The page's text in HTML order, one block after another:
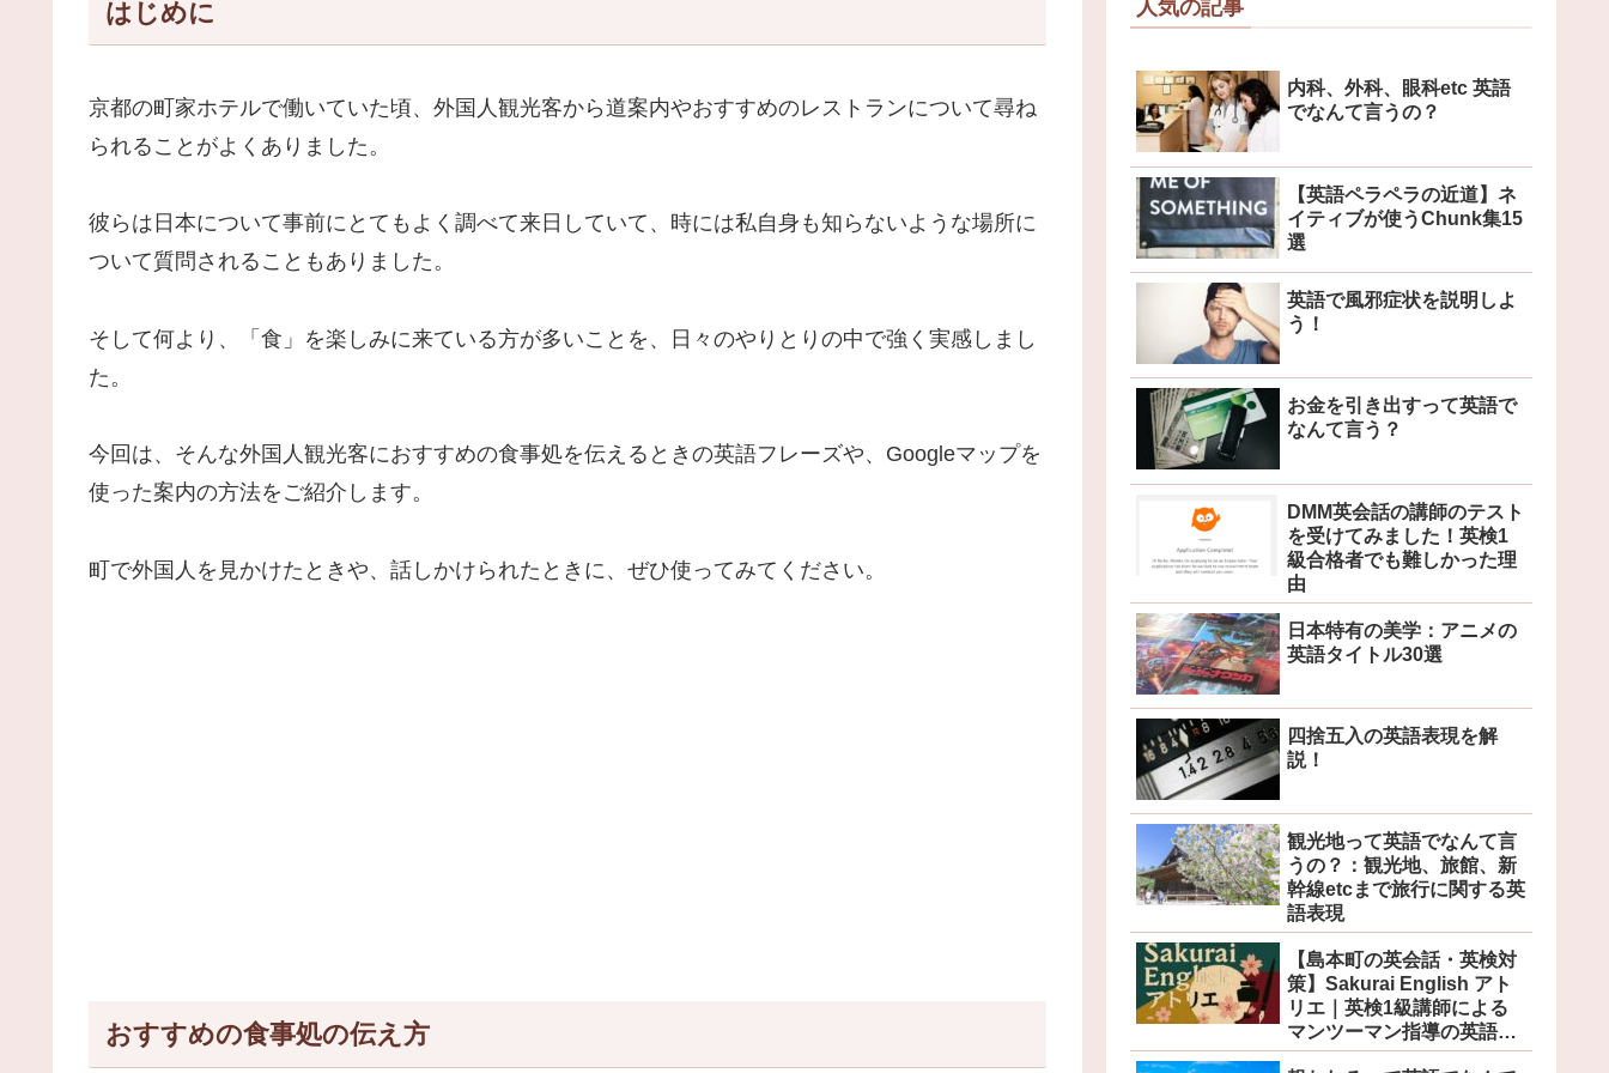
はじめに
京都の町家ホテルで働いていた頃、外国人観光客から道案内やおすすめのレストランについて尋ね
られることがよくありました。
彼らは日本について事前にとてもよく調べて来日していて、時には私自身も知らないような場所に
ついて質問されることもありました。
そして何より、「食」を楽しみに来ている方が多いことを、日々のやりとりの中で強く実感しまし
た。
今回は、そんな外国人観光客におすすめの食事処を伝えるときの英語フレーズや、Googleマップを
使った案内の方法をご紹介します。
町で外国人を見かけたときや、話しかけられたときに、ぜひ使ってみてください。
おすすめの食事処の伝え方
人気の記事
内科、外科、眼科etc 英語
でなんて言うの？
【英語ペラペラの近道】ネ
イティブが使うChunk集15
選
英語で風邪症状を説明しよ
う！
お金を引き出すって英語で
なんて言う？
DMM英会話の講師のテスト
を受けてみました！英検1
級合格者でも難しかった理
由
日本特有の美学：アニメの
英語タイトル30選
四捨五入の英語表現を解
説！
観光地って英語でなんて言
うの？：観光地、旅館、新
幹線etcまで旅行に関する英
語表現
【島本町の英会話・英検対
策】Sakurai English アト
リエ｜英検1級講師による
マンツーマン指導の英語教
室